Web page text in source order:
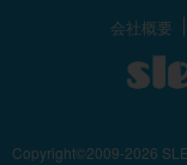
会社概要
Copyright©2009-2026